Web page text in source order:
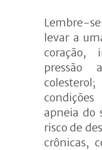
Lembre-
levar a
coração,
pressão
apneia do
risco de
crônicas,